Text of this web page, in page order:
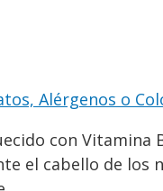
Alérgenos o
con Vitamina
el cabello de los